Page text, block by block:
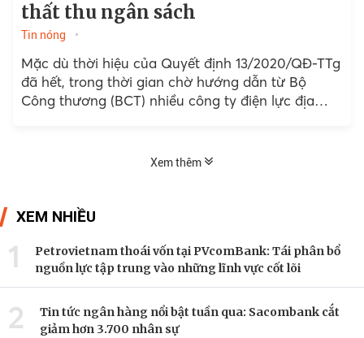
thất thu ngân sách
Tin nóng
Mặc dù thời hiệu của Quyết định 13/2020/QĐ-TTg
đã hết, trong thời gian chờ hướng dẫn từ Bộ
Công thương (BCT) nhiều công ty điện lực địa
định của Thủ tướng, thất thu cho ngân sách nhà
Xem thêm
XEM NHIỀU
1
Petrovietnam thoái vốn tại PVcomBank: Tái phân bổ
nguồn lực tập trung vào những lĩnh vực cốt lõi
2
Tin tức ngân hàng nổi bật tuần qua: Sacombank cắt
giảm hơn 3.700 nhân sự